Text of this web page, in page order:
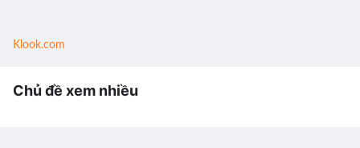
Klook.com
Chủ đề xem nhiều